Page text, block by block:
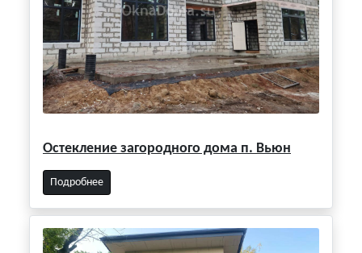
Остекление загородного дома п. Вьюн
Подробнее